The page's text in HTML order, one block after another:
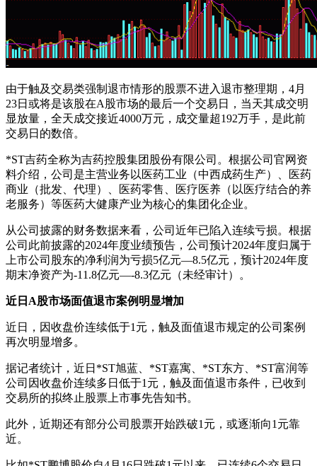
由于触及交易类强制退市情形的股票不进入退市整理期，4月
23日或将是该股在A股市场的最后一个交易日，当天其成交明
显放量，全天成交接近4000万元，成交量超192万手，是此前
交易日的数倍。
*ST吉药全称为吉药控股集团股份有限公司。根据公司官网资
料介绍，公司是主营业务以医药工业（中西成药生产）、医药
商业（批发、代理）、医药零售、医疗医养（以医疗结合的养
老服务）等医药大健康产业为核心的集团化企业。
从公司披露的财务数据来看，公司近年已陷入连续亏损。根据
公司此前披露的2024年度业绩预告，公司预计2024年度归属于
上市公司股东的净利润为亏损5亿元—8.5亿元，预计2024年度
期末净资产为-11.8亿元—-8.3亿元（未经审计）。
近日A股市场面值退市案例明显增加
近日，因收盘价连续低于1元，触及面值退市规定的公司案例
再次明显增多。
据记者统计，近日*ST旭蓝、*ST嘉寓、*ST东方、*ST富润等
公司因收盘价连续多日低于1元，触及面值退市条件，已收到
交易所的拟终止股票上市事先告知书。
此外，近期还有部分公司股票开始跌破1元，或逐渐向1元靠
近。